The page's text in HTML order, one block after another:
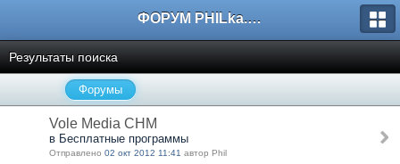
ФОРУМ PHILka.RU
Результаты поиска
Форумы
Vole Media CHM
в Бесплатные программы
Отправлено 02 окт 2012 11:41 автор Phil